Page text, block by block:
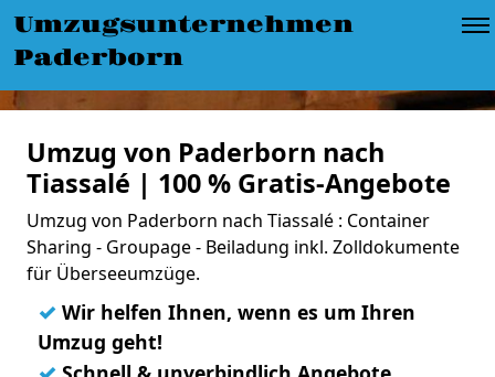
Umzugsunternehmen
Paderborn
Umzug von Paderborn nach
Tiassalé | 100 % Gratis-Angebote
Umzug von Paderborn nach Tiassalé : Container
Sharing - Groupage - Beiladung inkl. Zolldokumente
für Überseeumzüge.
✓ Wir helfen Ihnen, wenn es um Ihren
Umzug geht!